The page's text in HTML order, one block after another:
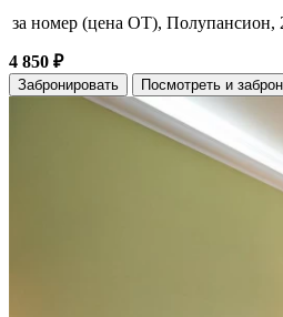
за номер (цена ОТ), Полупансион,
4 850 ₽
Забронировать Посмотреть и